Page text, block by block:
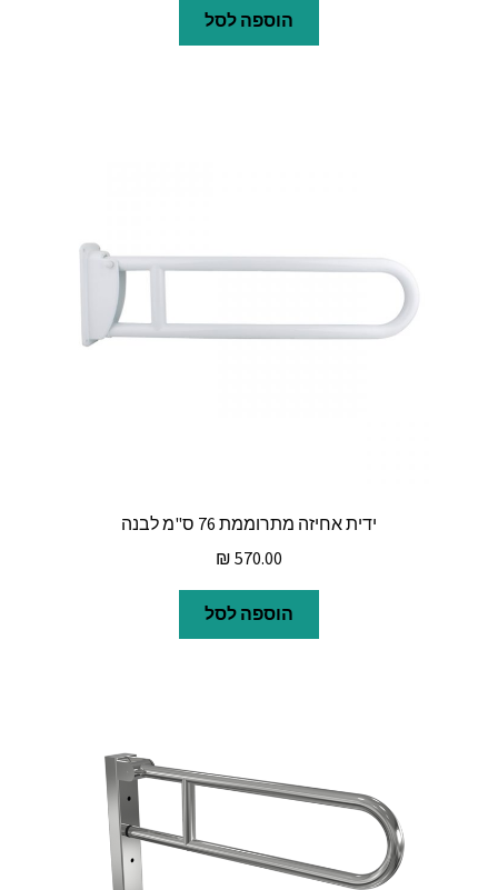
הוספה לסל
ידית אחיזה מתרוממת 76 ס"מ לבנה
₪ 570.00
הוספה לסל